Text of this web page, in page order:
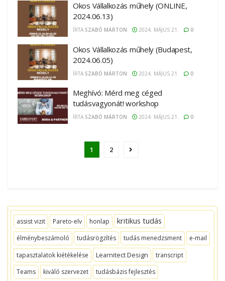
Okos Vállalkozás műhely (ONLINE,
2024.06.13)
ÍRTA SZABÓ MÁRTON 2024. MÁJUS 21. 0
Okos Vállalkozás műhely (Budapest,
2024.06.05)
ÍRTA SZABÓ MÁRTON 2024. MÁJUS 21. 0
Meghívó: Mérd meg céged
tudásvagyonát! workshop
ÍRTA SZABÓ MÁRTON 2024. MÁJUS 21. 0
1 2
assist vizit Pareto-elv honlap kritikus tudás
élménybeszámoló tudásrögzítés tudás menedzsment
e-mail
tapasztalatok kiétékelése
Learnitect Design
transcript
Teams
kiváló szervezet tudásbázis fejlesztés